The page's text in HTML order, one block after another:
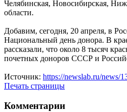
Челябинская, Новосибирская,
области.
Добавим, сегодня, 20 апреля, в
Национальный день донора. В
рассказали, что около 8 тысяч
почетных доноров СССР и
Источник: https://newslab.ru/news/
Печать страницы
Комментарии